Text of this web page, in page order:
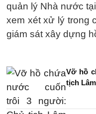
quản lý Nhà nước
xem xét xử lý trong
giám sát xây dựng
Vỡ hồ
tịch